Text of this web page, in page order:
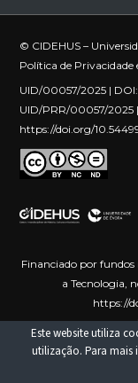
Este website utiliza
utilização. Para mais
© CIDEHUS –
Política de Privacidade
UID/00057/2025 | DOI:
UID/PRR/00057/2025
https://doi.org/
Financiado por fundos
a Tecnologia,
https://
https://doi.org/